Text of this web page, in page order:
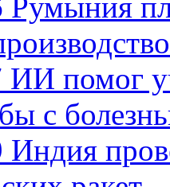
ИИ помог
с
Индия